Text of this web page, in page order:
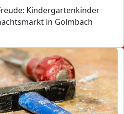
Kindergartenkinder
in Golmbach